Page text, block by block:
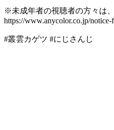
※未成年者の視聴者の方々は
https://www.anycolor.co.jp/notice-
#叢雲カゲツ #にじさんじ